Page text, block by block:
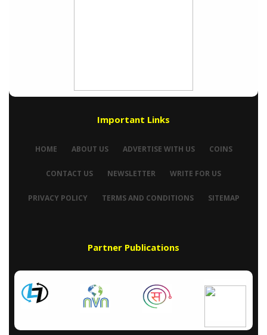
Important Links
HOME ABOUT US ADVERTISE WITH US COINS
CONTACT US NEWSLETTER WRITE FOR US
PRIVACY POLICY TERMS AND CONDITIONS SITEMAP
Partner Publications